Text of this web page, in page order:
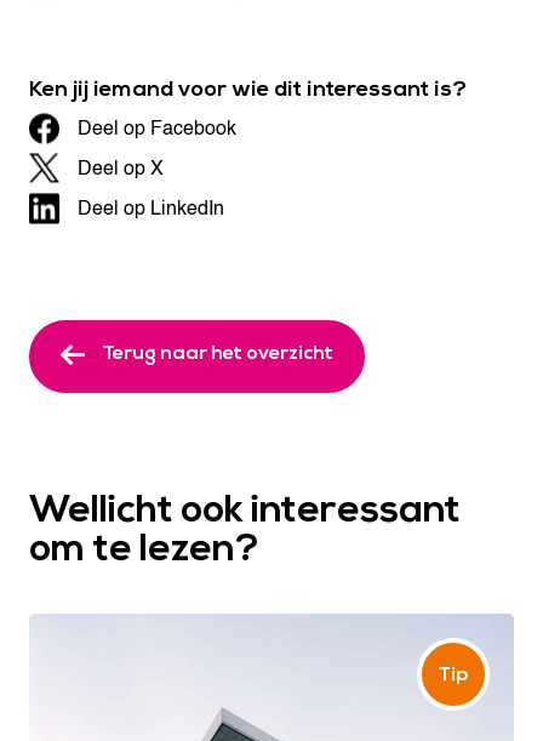
Ken jij iemand voor wie dit interessant is?
Deel op Facebook
Deel op X
Deel op LinkedIn
Terug naar het overzicht
Wellicht ook interessant
om te lezen?